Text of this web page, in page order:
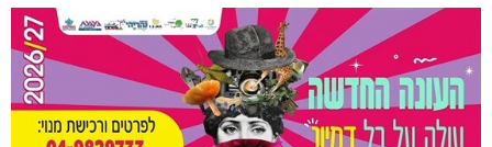
[bws_google_captcha]